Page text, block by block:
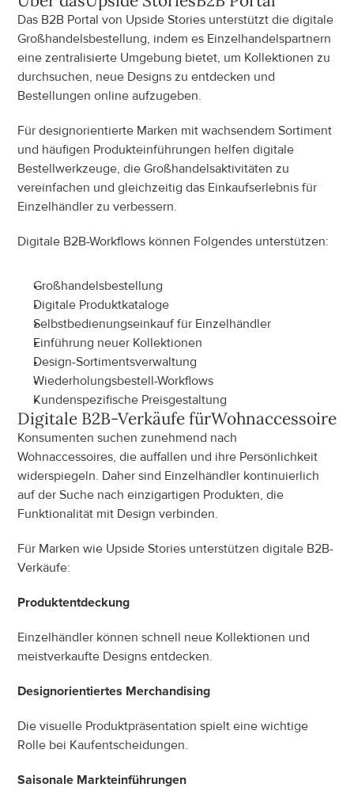
Das B2B Portal von Upside Stories unterstützt die digitale
Großhandelsbestellung, indem es Einzelhandelspartnern
eine zentralisierte Umgebung bietet, um Kollektionen zu
durchsuchen, neue Designs zu entdecken und
Bestellungen online aufzugeben.
Für designorientierte Marken mit wachsendem Sortiment
und häufigen Produkteinführungen helfen digitale
Bestellwerkzeuge, die Großhandelsaktivitäten zu
vereinfachen und gleichzeitig das Einkaufserlebnis für
Einzelhändler zu verbessern.
Digitale B2B-Workflows können Folgendes unterstützen:
Großhandelsbestellung
Digitale Produktkataloge
Selbstbedienungseinkauf für Einzelhändler
Einführung neuer Kollektionen
Design-Sortimentsverwaltung
Wiederholungsbestell-Workflows
Kundenspezifische Preisgestaltung
Digitale B2B-Verkäufe fürWohnaccessoires
Konsumenten suchen zunehmend nach
Wohnaccessoires, die auffallen und ihre Persönlichkeit
widerspiegeln. Daher sind Einzelhändler kontinuierlich
auf der Suche nach einzigartigen Produkten, die
Funktionalität mit Design verbinden.
Für Marken wie Upside Stories unterstützen digitale B2B-
Verkäufe:
Produktentdeckung
Einzelhändler können schnell neue Kollektionen und
meistverkaufte Designs entdecken.
Designorientiertes Merchandising
Die visuelle Produktpräsentation spielt eine wichtige
Rolle bei Kaufentscheidungen.
Saisonale Markteinführungen